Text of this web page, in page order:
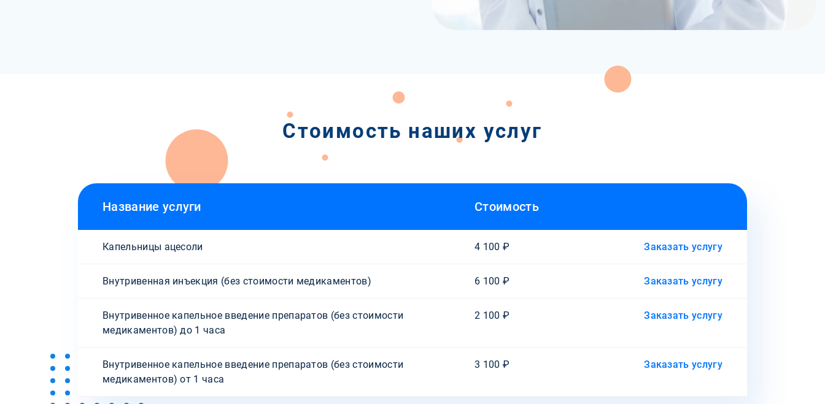
Стоимость наших услуг
Название услуги Стоимость
Капельницы ацесоли 4 100 ₽ Заказать услугу
Внутривенная инъекция (без стоимости медикаментов) 6 100 ₽ Заказать услугу
Внутривенное капельное введение препаратов (без стоимости
медикаментов) до 1 часа
2 100 ₽ Заказать услугу
Внутривенное капельное введение препаратов (без стоимости
медикаментов) от 1 часа
3 100 ₽ Заказать услугу